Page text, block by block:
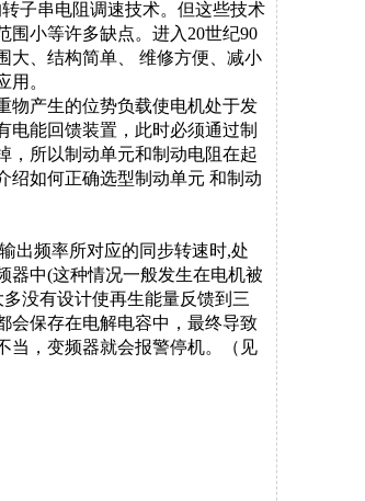
子串电阻调速技术。但这些技术
围小等许多缺点。进入 20世纪90
大、结构简单、 维修方便、减小
用。
物产生的位势负载使电机处于发
电能回馈装置，此时必须通过制
，所以制动单元和制动电阻在起
绍如何正确选型制动单元 和制动
出频率所对应的同步转速时,处
器中(这种情况一般发生在电机被
没有设计使再生能量反馈到三
会保存在电解电容中，最终导致
当， 变频器就会报警停机。（见